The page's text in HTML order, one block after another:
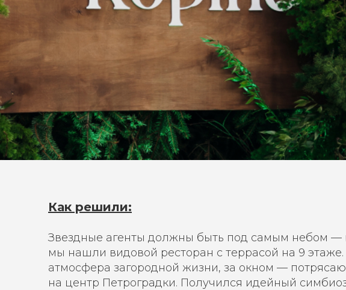
Как решили:
Звездные агенты должны быть под самым небом —
мы нашли видовой ресторан с террасой на 9
атмосфера загородной жизни, за окном —
на центр Петроградки. Получился идейный